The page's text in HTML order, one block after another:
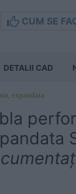
CUM SE
DETALII CAD
expandata